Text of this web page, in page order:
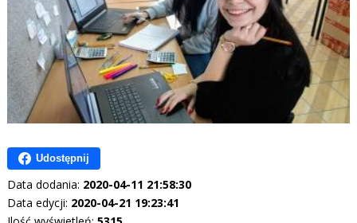
Udostępnij
Data dodania: 2020-04-11 21:58:30
Data edycji: 2020-04-21 19:23:41